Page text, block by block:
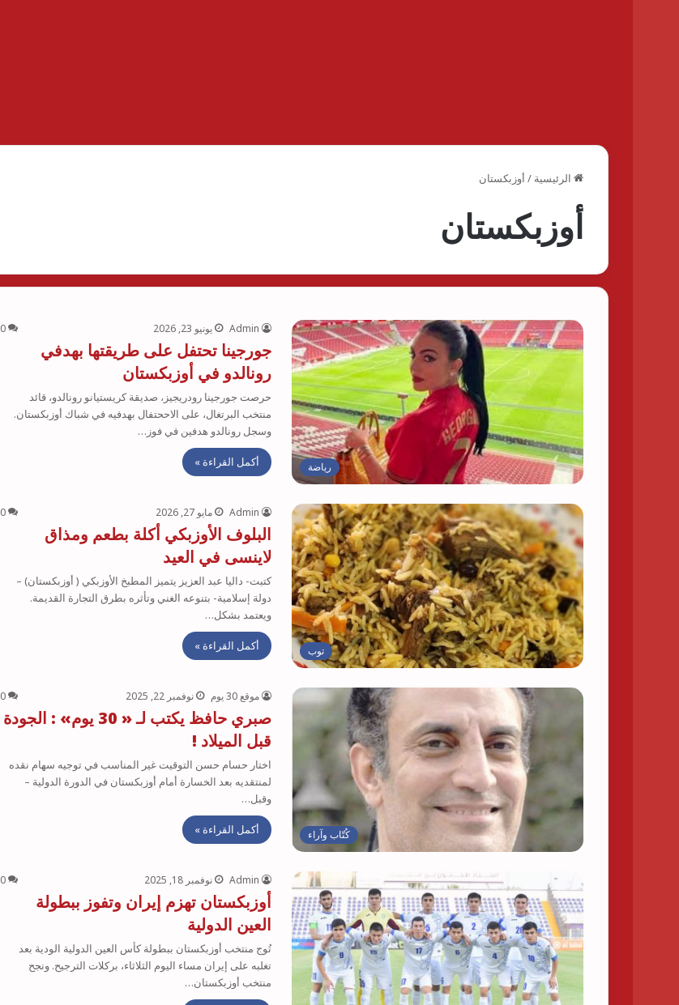
الرئيسية / أوزبكستان
أوزبكستان
رياضة
Admin يونيو 23, 2026 0
جورجينا تحتفل على طريقتها بهدفي
رونالدو في أوزبكستان
حرصت جورجينا رودريجيز، صديقة كريستيانو رونالدو، قائد
منتخب البرتغال، على الاححتفال بهدفيه في شباك أوزبكستان.
وسجل رونالدو هدفين في فوز…
أكمل القراءة »
توب
Admin مايو 27, 2026 0
البلوف الأوزبكي أكلة بطعم ومذاق
لاينسى في العيد
كتبت- داليا عبد العزيز يتميز المطبخ الأوزبكي ( أوزبكستان) –
دولة إسلامية- بتنوعه الغني وتأثره بطرق التجارة القديمة.
ويعتمد بشكل…
أكمل القراءة »
كُتّاب وآراء
موقع 30 يوم نوفمبر 22, 2025 0
صبري حافظ يكتب لـ « 30 يوم» : الجودة
قبل الميلاد !
اختار حسام حسن التوقيت غير المناسب في توجيه سهام نقده
لمنتقديه بعد الخسارة أمام أوزبكستان في الدورة الدولية –
وقبل…
أكمل القراءة »
Admin نوفمبر 18, 2025 0
أوزبكستان تهزم إيران وتفوز ببطولة
العين الدولية
تُوج منتخب أوزبكستان ببطولة كأس العين الدولية الودية بعد
تغلبه على إيران مساء اليوم الثلاثاء، بركلات الترجيح. ونجح
منتخب أوزبكستان…